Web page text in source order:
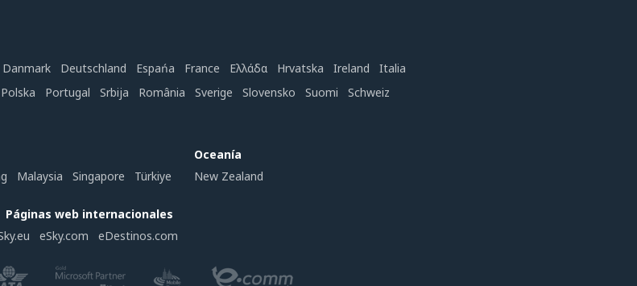
Danmark Deutschland Espańa France Ελλάδα Hrvatska Ireland
Italia
Polska Portugal Srbija România Sverige Slovensko Suomi
Schweiz
Malaysia Singapore Türkiye
Oceanía
New Zealand
Páginas web internacionales
eSky.com eDestinos.com